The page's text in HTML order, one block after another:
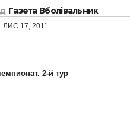
Газета Вболівальник
ЛИС 17, 2011
2-й тур